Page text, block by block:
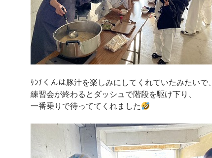
ｹﾝﾁくんは豚汁を楽しみにしてくれていたみたいで、
練習会が終わるとダッシュで階段を駆け下り、
一番乗りで待っててくれました